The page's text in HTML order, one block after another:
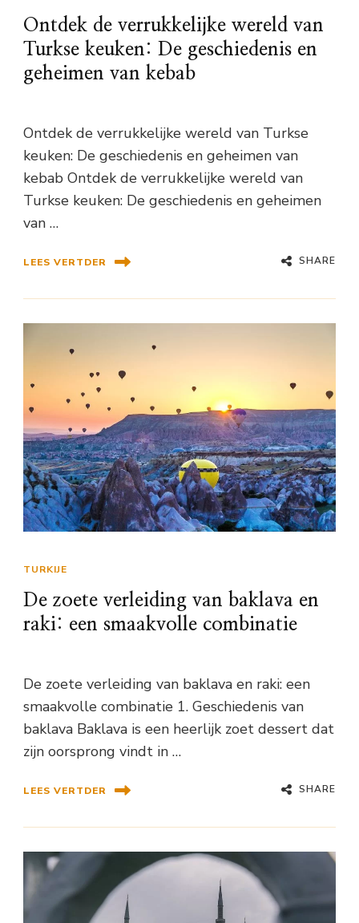
Ontdek de verrukkelijke wereld van
Turkse keuken: De geschiedenis en
geheimen van kebab
Ontdek de verrukkelijke wereld van Turkse
keuken: De geschiedenis en geheimen van
kebab Ontdek de verrukkelijke wereld van
Turkse keuken: De geschiedenis en geheimen
van …
LEES VERTDER SHARE
TURKIJE
De zoete verleiding van baklava en
raki: een smaakvolle combinatie
De zoete verleiding van baklava en raki: een
smaakvolle combinatie 1. Geschiedenis van
baklava Baklava is een heerlijk zoet dessert dat
zijn oorsprong vindt in …
LEES VERTDER SHARE